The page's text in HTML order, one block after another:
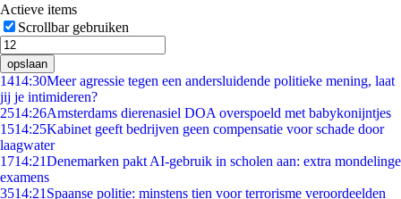
Actieve items
Scrollbar gebruiken
opslaan
1414:30Meer agressie tegen een andersluidende politieke mening, laat
jij je intimideren?
2514:26Amsterdams dierenasiel DOA overspoeld met babykonijntjes
1514:25Kabinet geeft bedrijven geen compensatie voor schade door
laagwater
1714:21Denemarken pakt AI-gebruik in scholen aan: extra mondelinge
examens
3514:21 Spaanse politie: minstens tien voor terrorisme veroordeelden